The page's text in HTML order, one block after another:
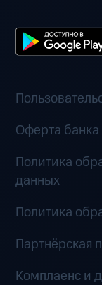
Оферта банка
Политика
данных
Политика
Партнёрская
Комплаенс и